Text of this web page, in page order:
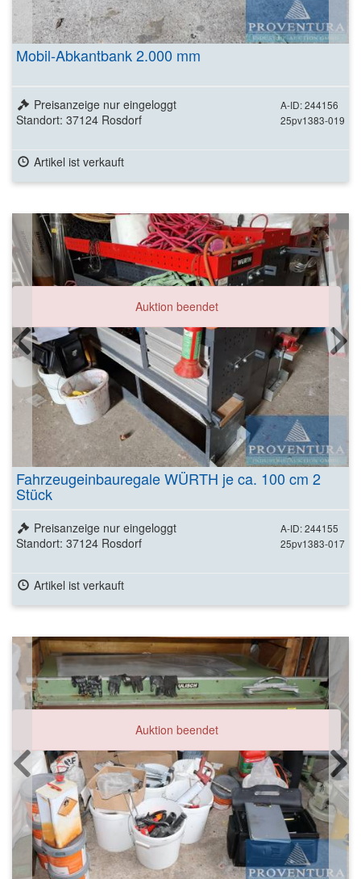
Mobil-Abkantbank 2.000 mm
A-ID: 244156
25pv1383-019
Preisanzeige nur eingeloggt
Standort: 37124 Rosdorf
Artikel ist verkauft
Auktion beendet
Fahrzeugeinbauregale WÜRTH je ca. 100 cm 2
Stück
A-ID: 244155
25pv1383-017
Preisanzeige nur eingeloggt
Standort: 37124 Rosdorf
Artikel ist verkauft
Auktion beendet